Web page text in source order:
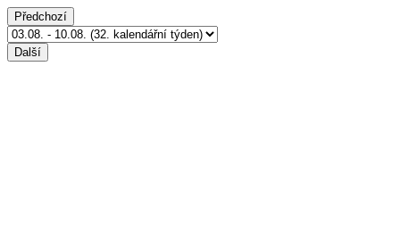
Předchozí
Další